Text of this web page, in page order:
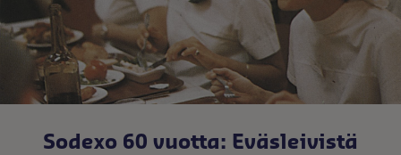
Sodexo 60 vuotta: Eväsleivistä